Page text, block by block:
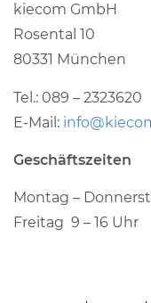
kiecom GmbH
Rosental 10
80331 München
Tel.: 089 – 2323620
E-Mail:
Geschäftszeiten
Montag –
Freitag 9 – 16 Uhr